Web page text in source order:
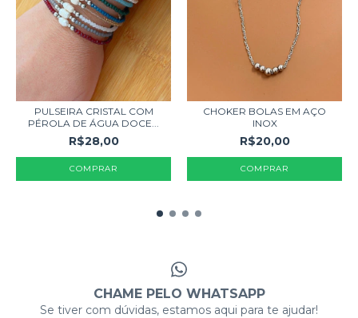
PULSEIRA CRISTAL COM
PÉROLA DE ÁGUA DOCE...
R$28,00
COMPRAR
CHOKER BOLAS EM AÇO
INOX
R$20,00
CHAME PELO WHATSAPP
Se tiver com dúvidas, estamos aqui para te ajudar!